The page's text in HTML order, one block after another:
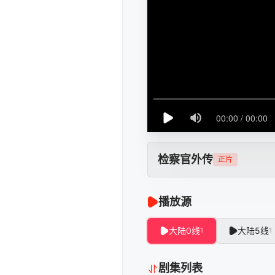
检察官外传 正片
播放源
大陆0线1 大陆5线1
剧集列表